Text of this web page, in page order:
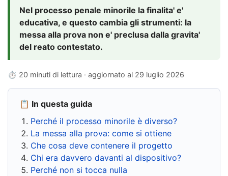
Nel processo penale minorile la finalita' e'
educativa, e questo cambia gli strumenti: la
messa alla prova non e' preclusa dalla gravita'
del reato contestato.
⏱ 20 minuti di lettura · aggiornato al 29 luglio 2026
📋 In questa guida
Perché il processo minorile è diverso?
La messa alla prova: come si ottiene
Che cosa deve contenere il progetto
Chi era davvero davanti al dispositivo?
Perché non si tocca nulla